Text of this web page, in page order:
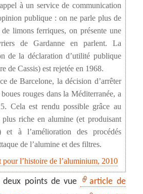
à un service de communication
publique : on ne parle plus de
limons ferriques, on présente une
de Gardanne en parlent. La
de la déclaration d’utilité publique
de Cassis) est rejetée en 1968.
de Barcelone, la décision d’arrêter
rouges dans la Méditerranée, a
Cela est rendu possible grâce au
riche en alumine (et produisant
et à l’amélioration des procédés
de l’alumine et des filtres.
pour l’histoire de l’aluminium, 2010
deux points de vue
article de